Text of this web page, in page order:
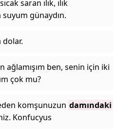
saran ılık, ılık
suyum günaydın.
dolar.
ağlamışım ben, senin için iki
çok mu?
komşunuzun damındaki
Konfucyus